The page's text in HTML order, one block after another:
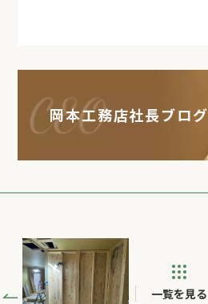
岡本工務店社長ブログ
一覧を見る